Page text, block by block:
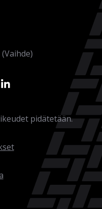
(Vaihde)
pidätetään.